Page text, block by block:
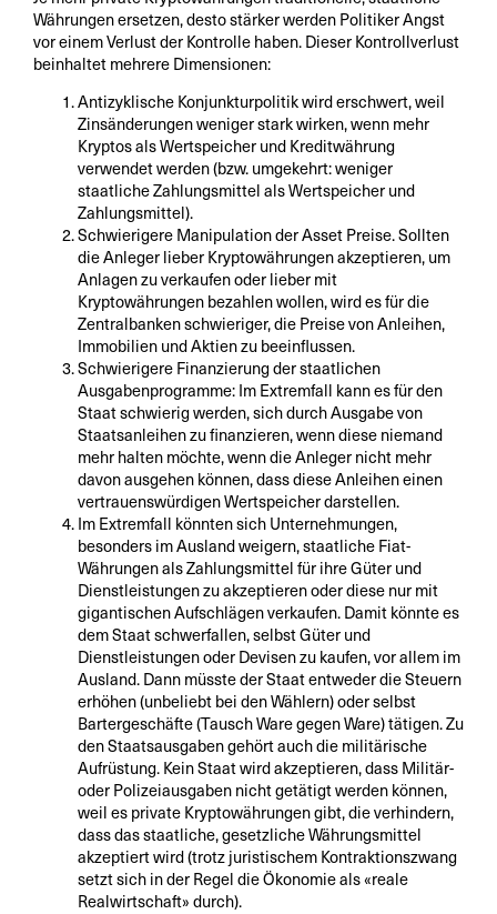
Währungen ersetzen, desto stärker werden Politiker Angst
vor einem Verlust der Kontrolle haben. Dieser Kontrollverlust
beinhaltet mehrere Dimensionen:
Antizyklische Konjunkturpolitik wird erschwert, weil
Zinsänderungen weniger stark wirken, wenn mehr
Kryptos als Wertspeicher und Kreditwährung
verwendet werden (bzw. umgekehrt: weniger
staatliche Zahlungsmittel als Wertspeicher und
Zahlungsmittel).
Schwierigere Manipulation der Asset Preise. Sollten
die Anleger lieber Kryptowährungen akzeptieren, um
Anlagen zu verkaufen oder lieber mit
Kryptowährungen bezahlen wollen, wird es für die
Zentralbanken schwieriger, die Preise von Anleihen,
Immobilien und Aktien zu beeinflussen.
Schwierigere Finanzierung der staatlichen
Ausgabenprogramme: Im Extremfall kann es für den
Staat schwierig werden, sich durch Ausgabe von
Staatsanleihen zu finanzieren, wenn diese niemand
mehr halten möchte, wenn die Anleger nicht mehr
davon ausgehen können, dass diese Anleihen einen
vertrauenswürdigen Wertspeicher darstellen.
Im Extremfall könnten sich Unternehmungen,
besonders im Ausland weigern, staatliche Fiat-
Währungen als Zahlungsmittel für ihre Güter und
Dienstleistungen zu akzeptieren oder diese nur mit
gigantischen Aufschlägen verkaufen. Damit könnte es
dem Staat schwerfallen, selbst Güter und
Dienstleistungen oder Devisen zu kaufen, vor allem im
Ausland. Dann müsste der Staat entweder die Steuern
erhöhen (unbeliebt bei den Wählern) oder selbst
Bartergeschäfte (Tausch Ware gegen Ware) tätigen. Zu
den Staatsausgaben gehört auch die militärische
Aufrüstung. Kein Staat wird akzeptieren, dass Militär-
oder Polizeiausgaben nicht getätigt werden können,
weil es private Kryptowährungen gibt, die verhindern,
dass das staatliche, gesetzliche Währungsmittel
akzeptiert wird (trotz juristischem Kontraktionszwang
setzt sich in der Regel die Ökonomie als «reale
Realwirtschaft» durch).